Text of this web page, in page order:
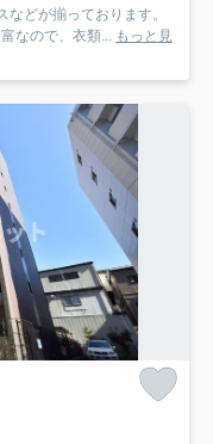
どが揃っております。
なので、衣類... もっと見